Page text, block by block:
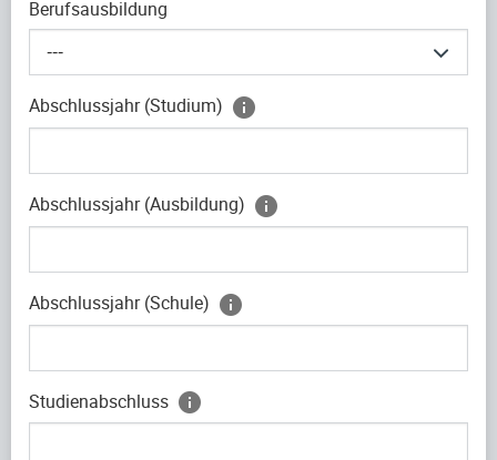
Berufsausbildung
---
Abschlussjahr (Studium)
Abschlussjahr (Ausbildung)
Abschlussjahr (Schule)
Studienabschluss